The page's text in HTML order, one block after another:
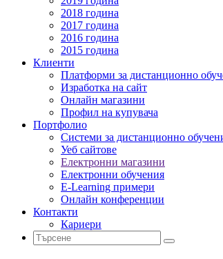
2018 година
2017 година
2016 година
2015 година
Клиенти
Платформи за дистанционно
Изработка на сайт
Онлайн магазини
Профил на купувача
Портфолио
Системи за дистанционно
Уеб сайтове
Електронни магазини
Електронни обучения
E-Learning примери
Онлайн конференции
Контакти
Кариери